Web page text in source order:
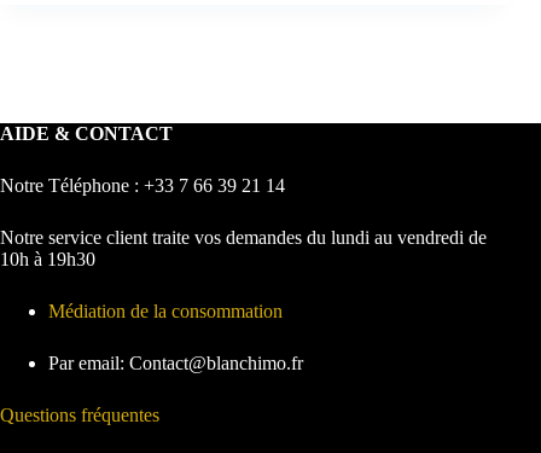
AIDE & CONTACT
Notre Téléphone : +33 7 66 39 21 14
Notre service client traite vos demandes du lundi au vendredi de
10h à 19h30
Médiation de la consommation
Par email: Contact@blanchimo.fr
Questions fréquentes